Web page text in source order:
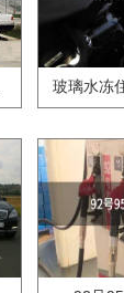
玻璃水冻